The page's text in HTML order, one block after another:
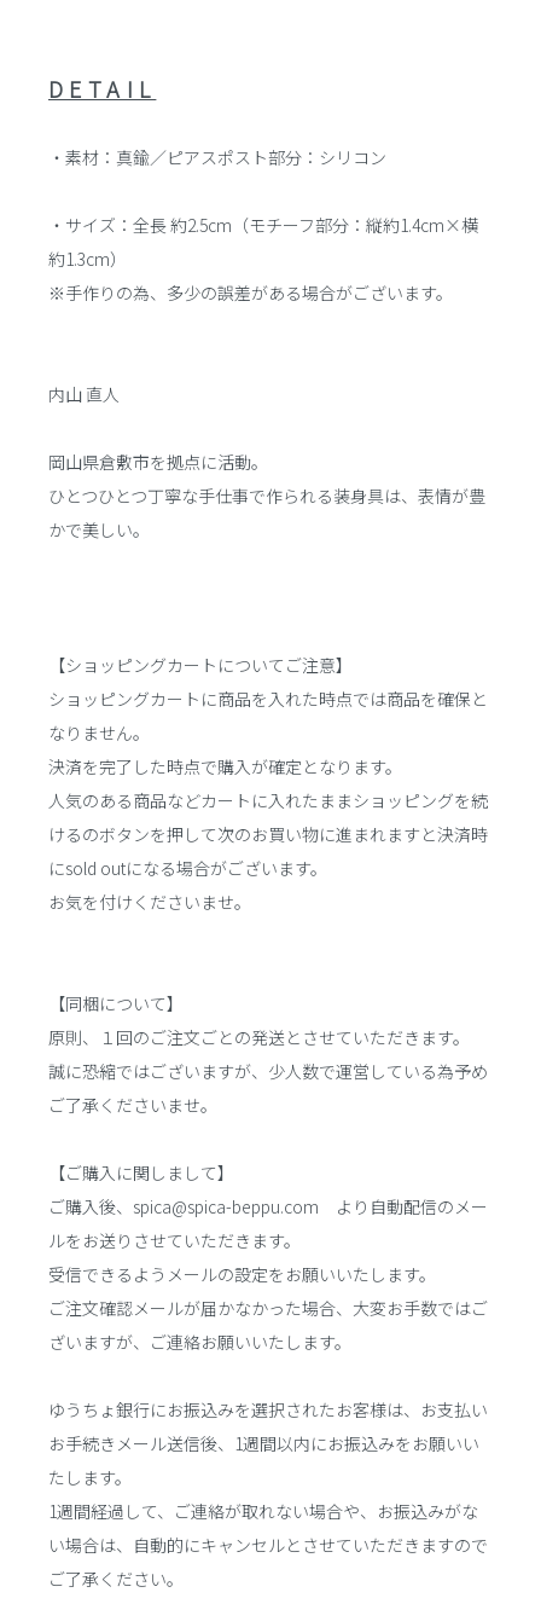
DETAIL
・素材：真鍮／ピアスポスト部分：シリコン
・サイズ：全長 約2.5cm（モチーフ部分：縦約1.4cm×横
約1.3cm）
※手作りの為、多少の誤差がある場合がございます。
内山 直人
岡山県倉敷市を拠点に活動。
ひとつひとつ丁寧な手仕事で作られる装身具は、表情が豊
かで美しい。
【ショッピングカートについてご注意】
ショッピングカートに商品を入れた時点では商品を確保と
なりません。
決済を完了した時点で購入が確定となります。
人気のある商品などカートに入れたままショッピングを続
けるのボタンを押して次のお買い物に進まれますと決済時
にsold outになる場合がございます。
お気を付けくださいませ。
【同梱について】
原則、１回のご注文ごとの発送とさせていただきます。
誠に恐縮ではございますが、少人数で運営している為予め
ご了承くださいませ。
【ご購入に関しまして】
ご購入後、spica@spica-beppu.com より自動配信のメー
ルをお送りさせていただきます。
受信できるようメールの設定をお願いいたします。
ご注文確認メールが届かなかった場合、大変お手数ではご
ざいますが、ご連絡お願いいたします。
ゆうちょ銀行にお振込みを選択されたお客様は、お支払い
お手続きメール送信後、1週間以内にお振込みをお願いい
たします。
1週間経過して、ご連絡が取れない場合や、お振込みがな
い場合は、自動的にキャンセルとさせていただきますので
ご了承ください。